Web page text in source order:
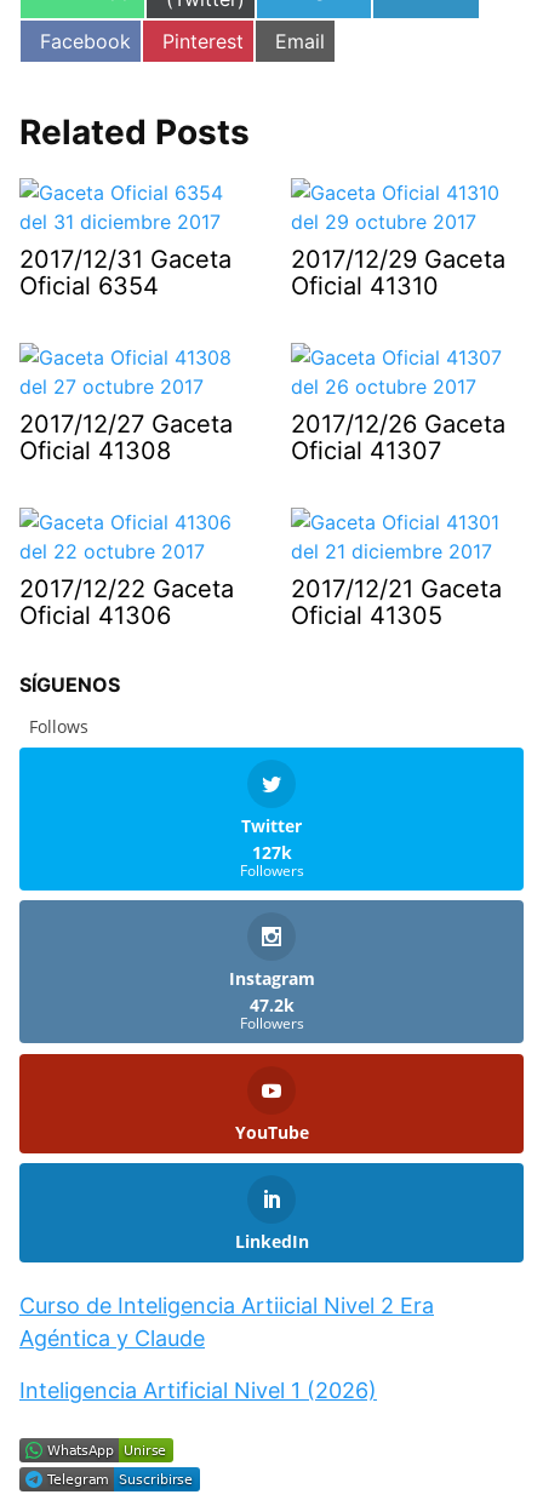
Compartir
en
Facebook
Compartir
en
Pinterest
Compartir
en
Email
Related Posts
2017/12/31 Gaceta
Oficial 6354
2017/12/29 Gaceta
Oficial 41310
2017/12/27 Gaceta
Oficial 41308
2017/12/26 Gaceta
Oficial 41307
2017/12/22 Gaceta
Oficial 41306
2017/12/21 Gaceta
Oficial 41305
SÍGUENOS
Follows
Twitter
127k
Followers
Instagram
47.2k
Followers
YouTube
LinkedIn
Curso de Inteligencia Artiicial Nivel 2 Era
Agéntica y Claude
Inteligencia Artificial Nivel 1 (2026)